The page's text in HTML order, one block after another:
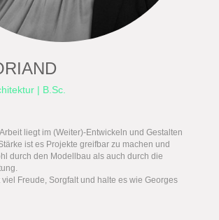
| B.Sc.
liegt im (Weiter)-Entwickeln und Gestalten
ist es Projekte greifbar zu machen und
durch den Modellbau als auch durch die
viel Freude, Sorgfalt und halte es wie Georges